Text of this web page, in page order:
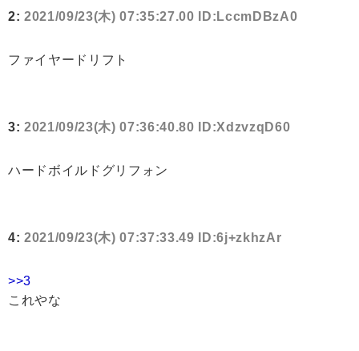
2: 2021/09/23(木) 07:35:27.00 ID:LccmDBzA0
ファイヤードリフト
3: 2021/09/23(木) 07:36:40.80 ID:XdzvzqD60
ハードボイルドグリフォン
4: 2021/09/23(木) 07:37:33.49 ID:6j+zkhzAr
>>3
これやな